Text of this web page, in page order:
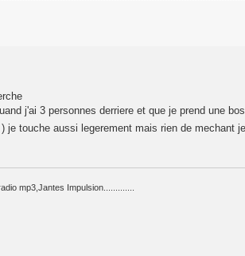
j'ai 3 personnes derriere et que je prend une
) je touche aussi legerement mais rien de mechant
mp3,Jantes Impulsion.............